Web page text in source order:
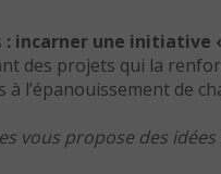
: incarner une initiative
des projets qui la
l’épanouissement de
vous propose des